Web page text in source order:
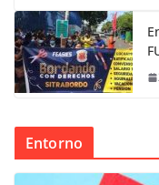
Entorno